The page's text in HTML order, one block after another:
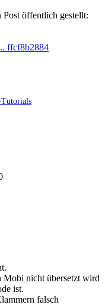
Post öffentlich gestellt:
ffcf8b2884
nicht übersetzt wird
ist.
falsch